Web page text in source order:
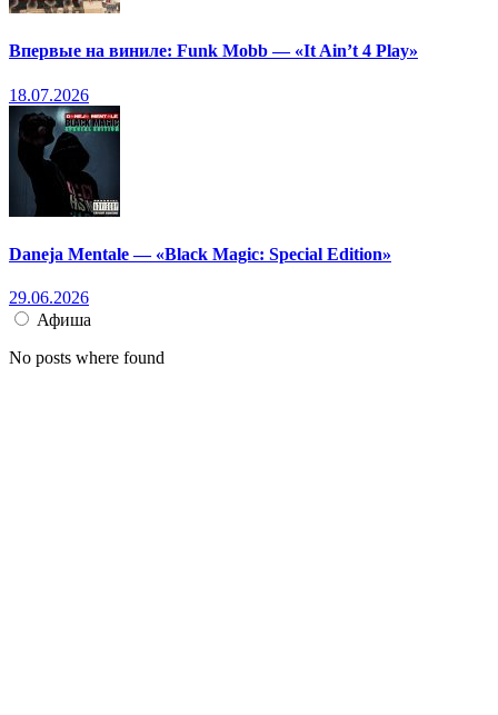
Впервые на виниле: Funk Mobb — «It Ain’t 4 Play»
18.07.2026
Daneja Mentale — «Black Magic: Special Edition»
29.06.2026
Афиша
No posts where found